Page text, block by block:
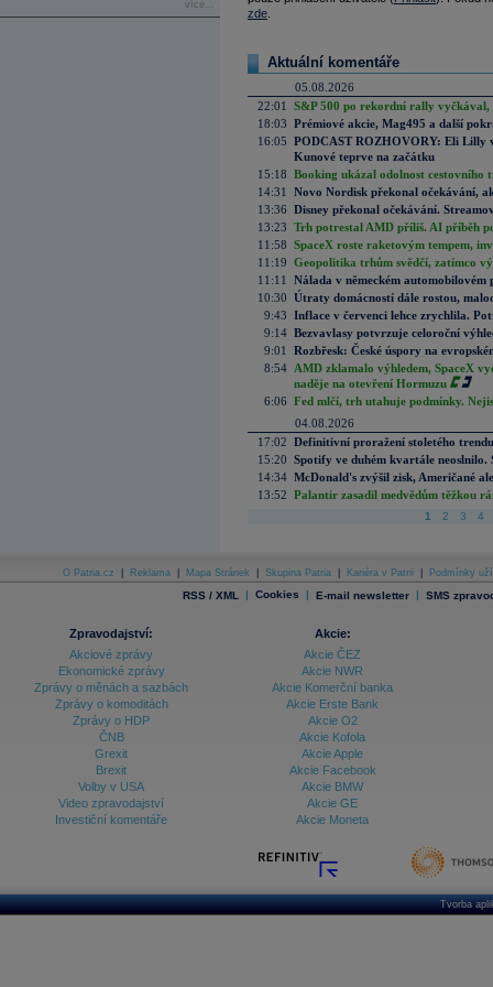
více...
zde
Aktuální komentáře
05.08.2026
22:01
S&P 500 po rekordní rally vyčkával,
18:03 Prémiové akcie, Mag495 a další
16:05 PODCAST ROZHOVORY: Eli Lilly
Kunové teprve na začátku
15:18 Booking ukázal odolnost cestovního
14:31
Novo Nordisk překonal očekávání,
13:36 Disney překonal očekávání.
13:23 Trh potrestal AMD příliš. AI příběh
11:58 SpaceX roste raketovým tempem,
11:19 Geopolitika trhům svědčí, zatímco
11:11
Nálada v německém automobilovém
10:30 Útraty domácností dále rostou,
9:43 Inflace v červenci lehce zrychlila.
9:14 Bezvavlasy potvrzuje celoroční
9:01
Rozbřesk: České úspory na
8:54 AMD zklamalo výhledem, SpaceX
naděje na otevření Hormuzu
6:06 Fed mlčí, trh utahuje podmínky.
04.08.2026
17:02 Definitivní proražení stoletého
15:20 Spotify ve duhém kvartále neoslnilo.
14:34 McDonald's zvýšil zisk, Američané
13:52 Palantir zasadil medvědům těžkou
1 2 3 4
O Patria.cz Reklama Mapa Stránek Skupina Patria Kariéra v Patrii Podmínky
RSS / XML | Cookies | E-mail newsletter | SMS
Zpravodajství:
Akciové zprávy
Ekonomické zprávy
Zprávy o měnách a sazbách
Zprávy o komoditách
Zprávy o HDP
ČNB
Grexit
Brexit
Volby v USA
Video zpravodajství
Investiční komentáře
Akcie:
Akcie ČEZ
Akcie NWR
Akcie Komerční banka
Akcie Erste Bank
Akcie O2
Akcie Kofola
Akcie Apple
Akcie Facebook
Akcie BMW
Akcie GE
Akcie Moneta
Tvorba